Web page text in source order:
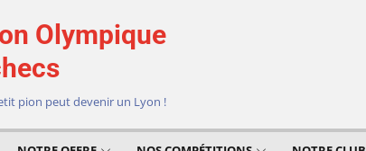
Olympique
pion peut devenir un Lyon !